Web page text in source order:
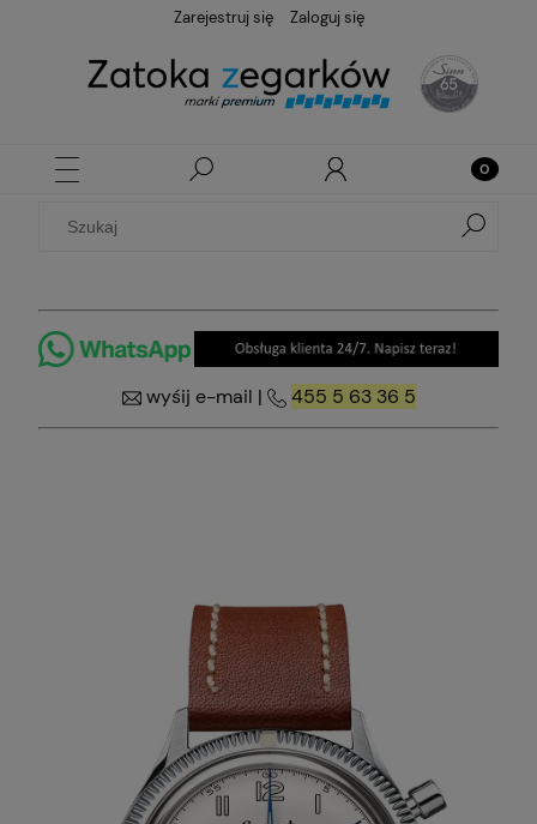
Zarejestruj się Zaloguj się
wyśij e-mail | 455 5 63 36 5